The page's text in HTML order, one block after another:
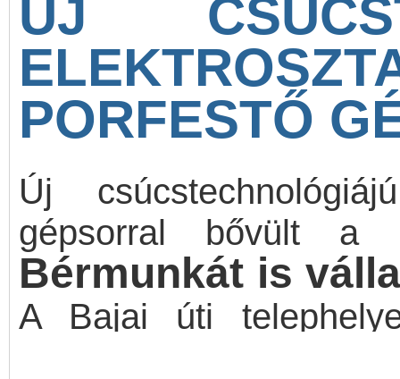
ÚJ
PORFESTŐ
Új
gépsorral bővült a
Bérmunkát is
A Bajai úti